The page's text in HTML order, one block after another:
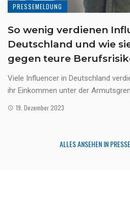
PRESSEMELDUNG
So wenig verdienen
Deutschland und wie
gegen teure
Viele Influencer in Deutschland
ihr Einkommen unter der
19. Dezember 2023
ALLES ANSEHEN IN